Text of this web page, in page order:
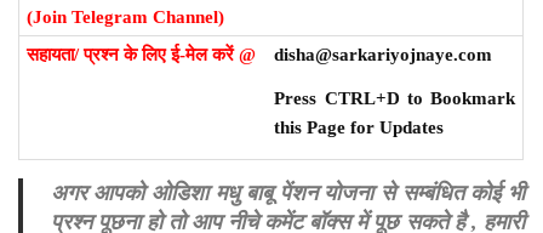
(Join Telegram Channel)
सहायता/ प्रश्न के लिए ई-मेल करें @ disha@sarkariyojnaye.com
Press CTRL+D to Bookmark
this Page for Updates
अगर आपको ओडिशा मधु बाबू पेंशन योजना से सम्बंधित कोई भी
प्रश्न पूछना हो तो आप नीचे कमेंट बॉक्स में पूछ सकते है , हमारी